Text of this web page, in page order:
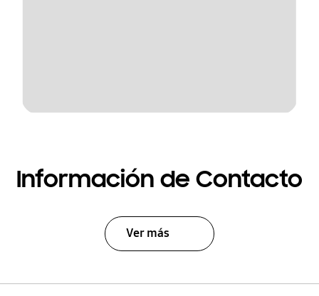
Información de Contacto
Ver más